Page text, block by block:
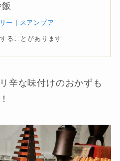
ー | スアンブア
ることがあります
辛な味付けのおかずも